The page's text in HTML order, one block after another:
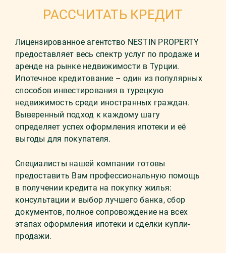
РАССЧИТАТЬ КРЕДИТ
Лицензированное агентство NESTIN PROPERTY
предоставляет весь спектр услуг по продаже и
аренде на рынке недвижимости в Турции.
Ипотечное кредитование – один из популярных
способов инвестирования в турецкую
недвижимость среди иностранных граждан.
Выверенный подход к каждому шагу
определяет успех оформления ипотеки и её
выгоды для покупателя.
Специалисты нашей компании готовы
предоставить Вам профессиональную помощь
в получении кредита на покупку жилья:
консультации и выбор лучшего банка, сбор
документов, полное сопровождение на всех
этапах оформления ипотеки и сделки купли-
продажи.